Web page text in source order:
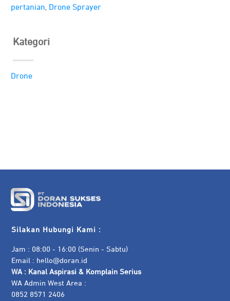
pertanian, Drone Sprayer
Kategori
Drone
Silakan Hubungi Kami :
Jam : 08:00 - 16:00 (Senin - Sabtu)
Email : hello@doran.id
WA : Kanal Aspirasi & Komplain Serius
WA Admin West Area :
0852 8571 2406